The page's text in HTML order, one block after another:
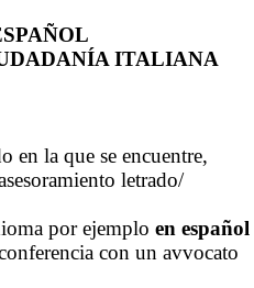
ITALIANA
en la que se encuentre,
letrado/
por ejemplo en español
con un avvocato